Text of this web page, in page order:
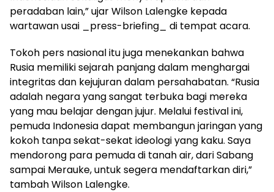
peradaban lain,” ujar Wilson Lalengke kepada
wartawan usai _press-briefing_ di tempat acara.
Tokoh pers nasional itu juga menekankan bahwa
Rusia memiliki sejarah panjang dalam menghargai
integritas dan kejujuran dalam persahabatan. “Rusia
adalah negara yang sangat terbuka bagi mereka
yang mau belajar dengan jujur. Melalui festival ini,
pemuda Indonesia dapat membangun jaringan yang
kokoh tanpa sekat-sekat ideologi yang kaku. Saya
mendorong para pemuda di tanah air, dari Sabang
sampai Merauke, untuk segera mendaftarkan diri,”
tambah Wilson Lalengke.